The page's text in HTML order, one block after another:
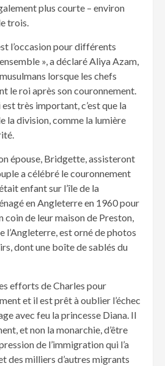
plus courte – environ
trois.
l’occasion pour différents
», a déclaré Aliya Azam,
lorsque les chefs
le roi après son couronnement.
est très important, c’est que la
la division, comme la lumière
épouse, Bridgette, assisteront
a célébré le couronnement
enfant sur l’île de la
en Angleterre en 1960 pour
coin de leur maison de Preston,
l’Angleterre, est orné de photos
dont une boîte de sablés du
efforts de Charles pour
et il est prêt à oublier l’échec
avec feu la princesse Diana. Il
et non la monarchie, d’être
de l’immigration qui l’a
des milliers d’autres migrants